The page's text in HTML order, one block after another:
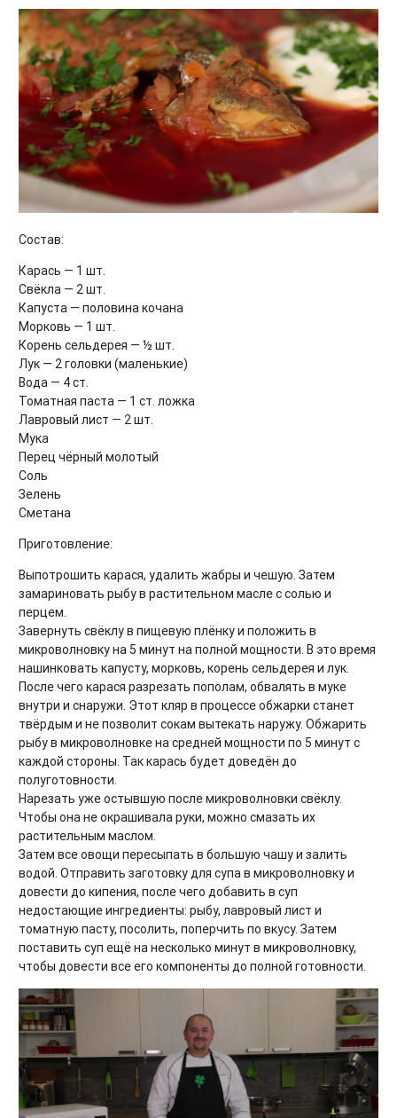
Состав:
Карась — 1 шт.
Свёкла — 2 шт.
Капуста — половина кочана
Морковь — 1 шт.
Корень сельдерея — ½ шт.
Лук — 2 головки (маленькие)
Вода — 4 ст.
Томатная паста — 1 ст. ложка
Лавровый лист — 2 шт.
Мука
Перец чёрный молотый
Соль
Зелень
Сметана
Приготовление:
Выпотрошить карася, удалить жабры и чешую. Затем
замариновать рыбу в растительном масле с солью и
перцем.
Завернуть свёклу в пищевую плёнку и положить в
микроволновку на 5 минут на полной мощности. В это время
нашинковать капусту, морковь, корень сельдерея и лук.
После чего карася разрезать пополам, обвалять в муке
внутри и снаружи. Этот кляр в процессе обжарки станет
твёрдым и не позволит сокам вытекать наружу. Обжарить
рыбу в микроволновке на средней мощности по 5 минут с
каждой стороны. Так карась будет доведён до
полуготовности.
Нарезать уже остывшую после микроволновки свёклу.
Чтобы она не окрашивала руки, можно смазать их
растительным маслом.
Затем все овощи пересыпать в большую чашу и залить
водой. Отправить заготовку для супа в микроволновку и
довести до кипения, после чего добавить в суп
недостающие ингредиенты: рыбу, лавровый лист и
томатную пасту, посолить, поперчить по вкусу. Затем
поставить суп ещё на несколько минут в микроволновку,
чтобы довести все его компоненты до полной готовности.